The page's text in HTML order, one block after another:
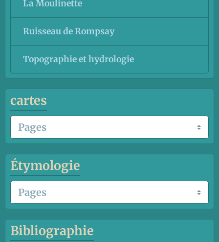
La Moulinette
Ruisseau de Rompsay
Topographie et hydrologie
cartes
Étymologie
Bibliographie